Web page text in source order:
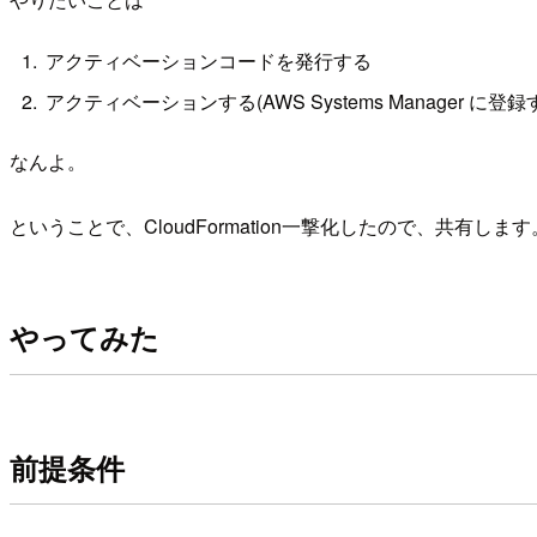
アクティベーションコードを発行する
アクティベーションする(AWS Systems Manager に登録
なんよ。
ということで、CloudFormation一撃化したので、共有します。
やってみた
前提条件